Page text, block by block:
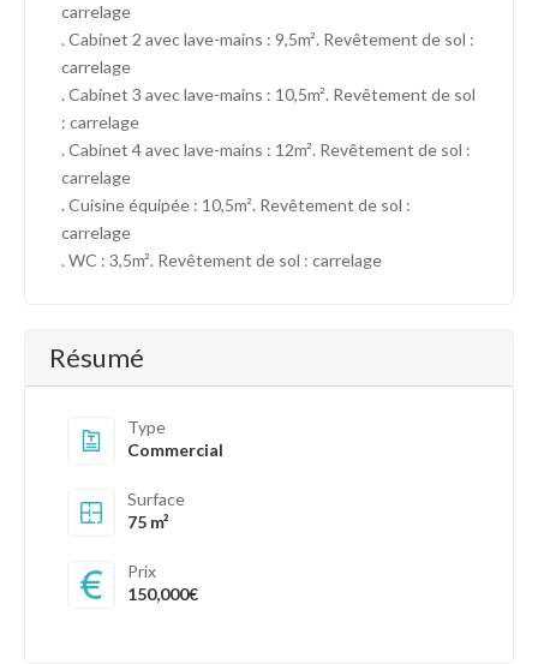
carrelage
. Cabinet 2 avec lave-mains : 9,5m². Revêtement de sol :
carrelage
. Cabinet 3 avec lave-mains : 10,5m². Revêtement de sol
: carrelage
. Cabinet 4 avec lave-mains : 12m². Revêtement de sol :
carrelage
. Cuisine équipée : 10,5m². Revêtement de sol :
carrelage
. WC : 3,5m². Revêtement de sol : carrelage
Résumé
Type
Commercial
Surface
75 m²
Prix
150,000€